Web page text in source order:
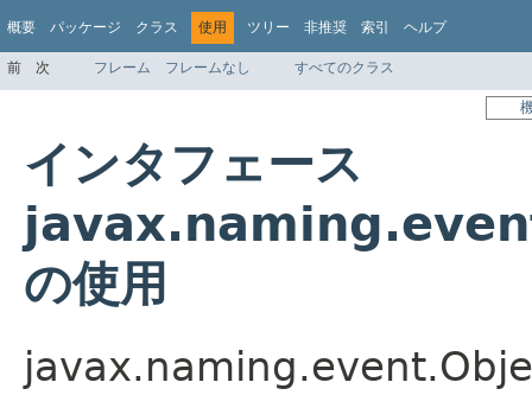
概要 パッケージ クラス 使用 ツリー 非推奨 索引 ヘルプ
前 次 フレーム フレームなし すべてのクラス
インタフェース
の使用